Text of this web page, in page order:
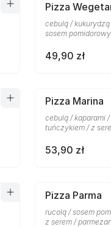
Pizza
cebulą /
sosem
49,90 zł
Pizza Marina
cebulą / kaparami
tuńczykiem / z
53,90 zł
Pizza Parma
rucolą / sosem
z serem /